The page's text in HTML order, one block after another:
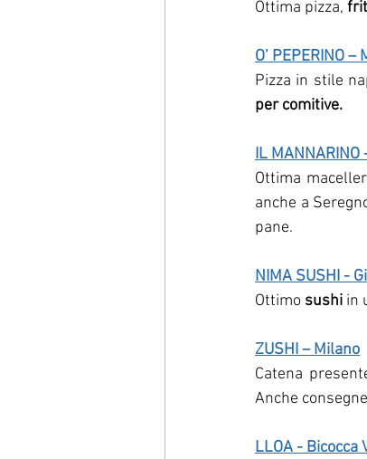
Ottima pizza,
O’ PEPERINO –
Pizza in stile
per comitive.
IL
Ottima
anche a
pane.
NIMA SUSHI -
Ottimo sushi in
ZUSHI – Milano
Catena
Anche
LLOA - Bicocca